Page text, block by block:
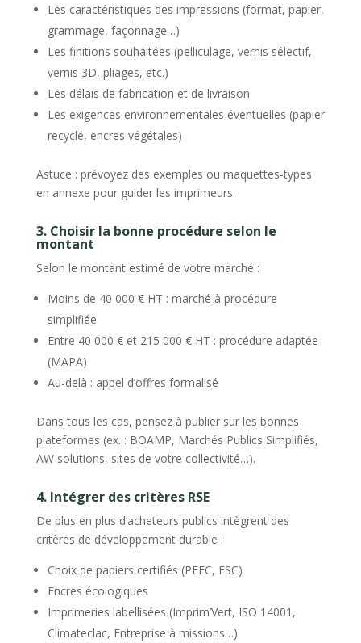
Les caractéristiques des impressions (format, papier,
grammage, façonnage…)
Les finitions souhaitées (pelliculage, vernis sélectif,
vernis 3D, pliages, etc.)
Les délais de fabrication et de livraison
Les exigences environnementales éventuelles (papier
recyclé, encres végétales)
Astuce : prévoyez des exemples ou maquettes-types
en annexe pour guider les imprimeurs.
3. Choisir la bonne procédure selon le
montant
Selon le montant estimé de votre marché :
Moins de 40 000 € HT : marché à procédure
simplifiée
Entre 40 000 € et 215 000 € HT : procédure adaptée
(MAPA)
Au-delà : appel d’offres formalisé
Dans tous les cas, pensez à publier sur les bonnes
plateformes (ex. : BOAMP, Marchés Publics Simplifiés,
AW solutions, sites de votre collectivité…).
4. Intégrer des critères RSE
De plus en plus d’acheteurs publics intègrent des
critères de développement durable :
Choix de papiers certifiés (PEFC, FSC)
Encres écologiques
Imprimeries labellisées (Imprim’Vert, ISO 14001,
Climateclac, Entreprise à missions…)